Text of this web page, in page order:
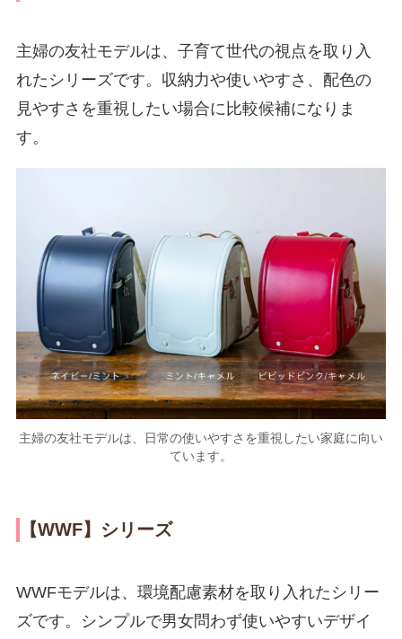
主婦の友社モデルは、子育て世代の視点を取り入
れたシリーズです。収納力や使いやすさ、配色の
見やすさを重視したい場合に比較候補になりま
す。
主婦の友社モデルは、日常の使いやすさを重視したい家庭に向い
ています。
【WWF】シリーズ
WWFモデルは、環境配慮素材を取り入れたシリー
ズです。シンプルで男女問わず使いやすいデザイ